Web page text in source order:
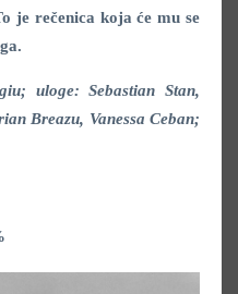
je rečenica koja će mu se
uloge: Sebastian Stan,
Breazu, Vanessa Ceban;